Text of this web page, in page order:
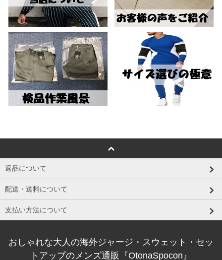
返品について
配送・送料について
支払い方法について
おしゃれな大人の海外ジャージ・スウェット・セッ
トアップのメンズ通販『OtonaSpocon』